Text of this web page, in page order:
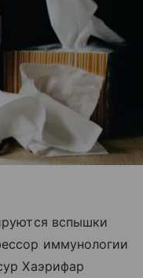
вспышки
иммунологии
Хаэрифар